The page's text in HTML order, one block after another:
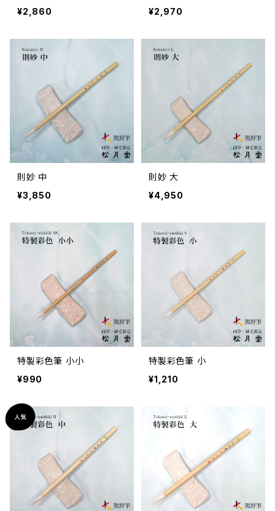
¥2,860
¥2,970
則妙 中
¥3,850
則妙 大
¥4,950
特製彩色筆 小小
¥990
特製彩色筆 小
¥1,210